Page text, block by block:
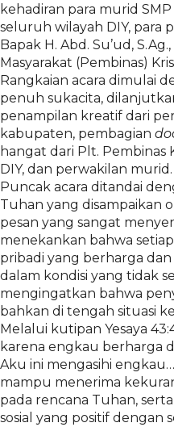
kehadiran para murid
seluruh wilayah DIY, para
Bapak H. Abd. Su’ud,
Masyarakat (Pembinas)
Rangkaian acara dimulai
penuh sukacita,
penampilan kreatif dari
kabupaten, pembagian
hangat dari Plt. Pembinas
DIY, dan perwakilan murid.
Puncak acara ditandai
Tuhan yang disampaikan
pesan yang sangat
menekankan bahwa
pribadi yang berharga
dalam kondisi yang tidak
mengingatkan bahwa
bahkan di tengah situasi
Melalui kutipan Yesaya
karena engkau berharga
Aku ini mengasihi
mampu menerima
pada rencana Tuhan,
sosial yang positif dengan